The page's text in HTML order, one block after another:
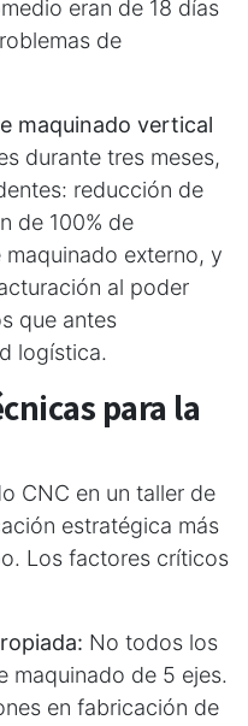
eran de 18 días
de
maquinado vertical
durante tres meses,
reducción de
de 100% de
externo, y
al poder
que antes
logística.
para la
CNC en un taller de
estratégica más
Los factores críticos
No todos los
maquinado de 5 ejes.
en fabricación de